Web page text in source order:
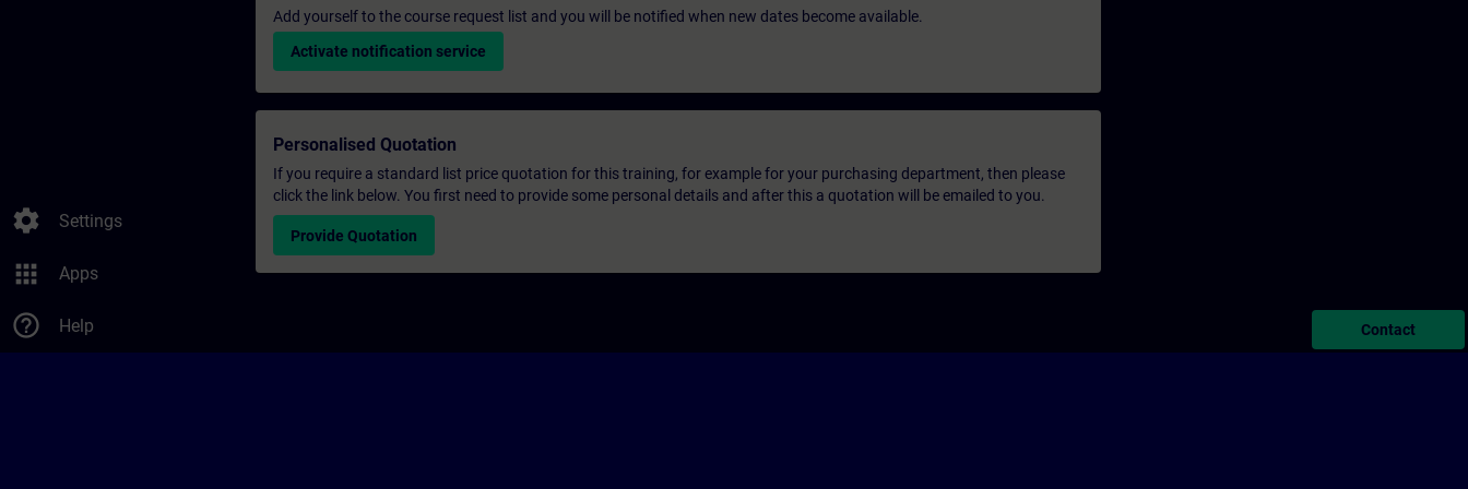
settings Settings
apps Apps
help_outline Help
Add yourself to the course request list and you will be notified when new dates become available.
Activate notification service
Personalised Quotation
If you require a standard list price quotation for this training, for example for your purchasing department, then please
click the link below. You first need to provide some personal details and after this a quotation will be emailed to you.
Provide Quotation
Contact